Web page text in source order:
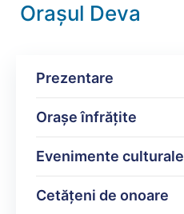
Orașul Deva
Prezentare
Orașe înfrățite
Evenimente culturale
Cetățeni de onoare